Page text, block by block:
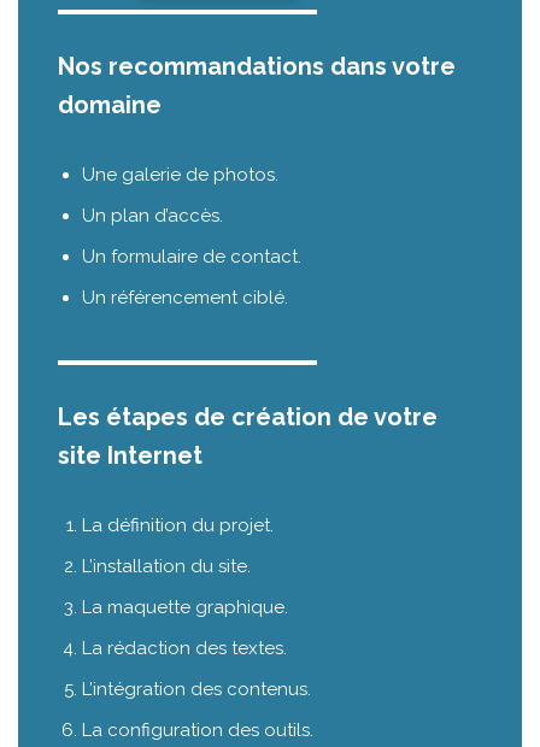
Nos recommandations dans votre
domaine
Une galerie de photos.
Un plan d’accès.
Un formulaire de contact.
Un référencement ciblé.
Les étapes de création de votre
site Internet
La définition du projet.
L’installation du site.
La maquette graphique.
La rédaction des textes.
L’intégration des contenus.
La configuration des outils.